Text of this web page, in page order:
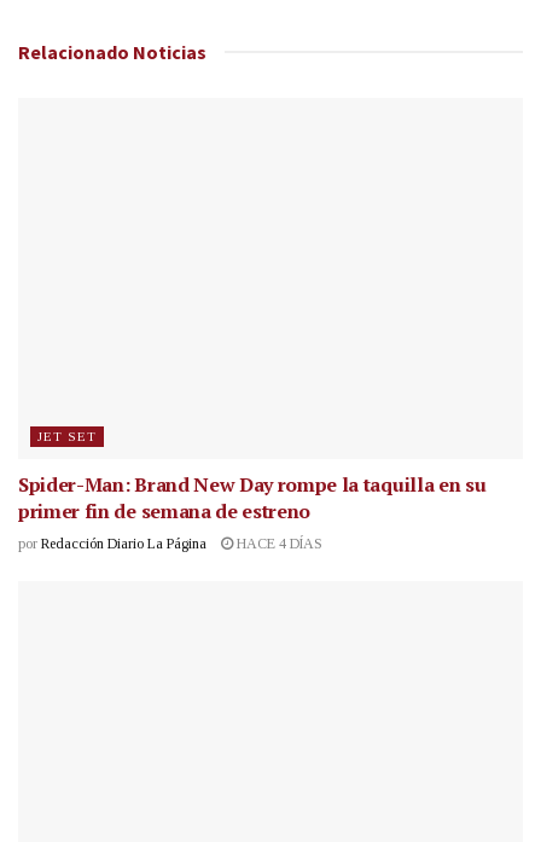
Relacionado Noticias
JET SET
Spider-Man: Brand New Day rompe la taquilla en su
primer fin de semana de estreno
por Redacción Diario La Página HACE 4 DÍAS